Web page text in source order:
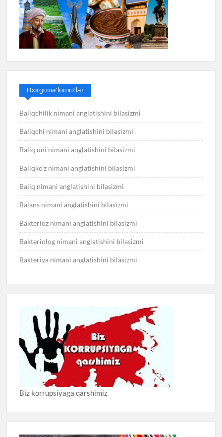
Oxirgi ma’lumotlar
Baliqchilik nimani anglatishini bilasizmi
Baliqchi nimani anglatishini bilasizmi
Baliq uni nimani anglatishini bilasizmi
Baliqko’z nimani anglatishini bilasizmi
Baliq nimani anglatishini bilasizmi
Balans nimani anglatishini bilasizmi
Bakterioz nimani anglatishini bilasizmi
Bakteriolog nimani anglatishini bilasizmi
Bakteriya nimani anglatishini bilasizmi
Biz korrupsiyaga qarshimiz